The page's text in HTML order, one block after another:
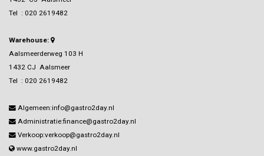
Tel : 020 2619482
Warehouse:
Aalsmeerderweg 103 H
1432 CJ Aalsmeer
Tel : 020 2619482
Algemeen:info@gastro2day.nl
Administratie:finance@gastro2day.nl
Verkoop:verkoop@gastro2day.nl
www.gastro2day.nl